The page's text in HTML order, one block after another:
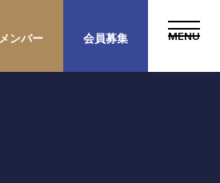
メンバー 会員募集